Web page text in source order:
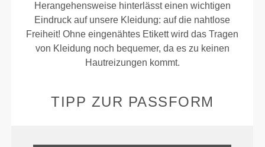
Herangehensweise hinterlässt einen wichtigen
Eindruck auf unsere Kleidung: auf die nahtlose
Freiheit! Ohne eingenähtes Etikett wird das Tragen
von Kleidung noch bequemer, da es zu keinen
Hautreizungen kommt.
TIPP ZUR PASSFORM